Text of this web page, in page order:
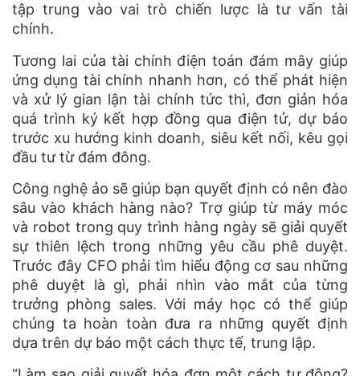
tập trung vào vai trò chiến lược là tư vấn tài
chính.
Tương lai của tài chính điện toán đám mây giúp
ứng dụng tài chính nhanh hơn, có thể phát hiện
và xử lý gian lận tài chính tức thì, đơn giản hóa
quá trình ký kết hợp đồng qua điện tử, dự báo
trước xu hướng kinh doanh, siêu kết nối, kêu gọi
đầu tư từ đám đông.
Công nghệ ảo sẽ giúp bạn quyết định có nên đào
sâu vào khách hàng nào? Trợ giúp từ máy móc
và robot trong quy trình hàng ngày sẽ giải quyết
sự thiên lệch trong những yêu cầu phê duyệt.
Trước đây CFO phải tìm hiểu động cơ sau những
phê duyệt là gì, phải nhìn vào mắt của từng
trưởng phòng sales. Với máy học có thể giúp
chúng ta hoàn toàn đưa ra những quyết định
dựa trên dự báo một cách thực tế, trung lập.